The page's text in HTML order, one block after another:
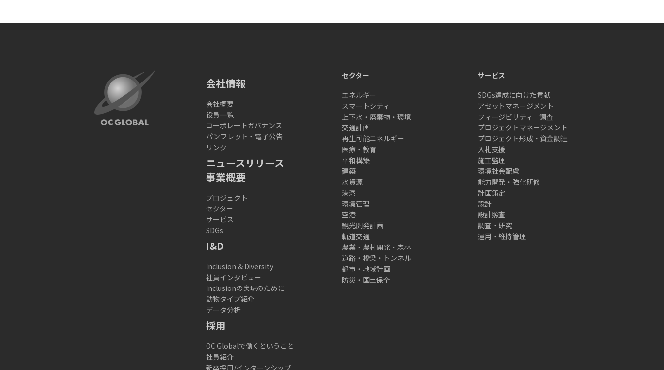
会社情報
会社概要
役員一覧
コーポレートガバナンス
パンフレット・電子公告
リンク
ニュースリリース
事業概要
プロジェクト
セクター
サービス
SDGs
I&D
Inclusion & Diversity
社員インタビュー
Inclusionの実現のために
動物タイプ紹介
データ分析
採用
OC Globalで働くということ
社員紹介
新卒採用/インターンシップ
セクター
エネルギー
スマートシティ
上下水・廃棄物・環境
交通計画
再生可能エネルギー
医療・教育
平和構築
建築
水資源
港湾
環境管理
空港
観光開発計画
軌道交通
農業・農村開発・森林
道路・橋梁・トンネル
都市・地域計画
防災・国土保全
サービス
SDGs達成に向けた貢献
アセットマネージメント
フィージビリティ―調査
プロジェクトマネージメント
プロジェクト形成・資金調達
入札支援
施工監理
環境社会配慮
能力開発・強化研修
計画策定
設計
設計照査
調査・研究
運用・維持管理